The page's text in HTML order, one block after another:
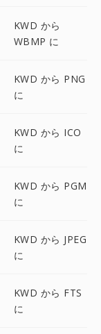
KWD から
WBMP に
KWD から PNG
に
KWD から ICO
に
KWD から PGM
に
KWD から JPEG
に
KWD から FTS
に